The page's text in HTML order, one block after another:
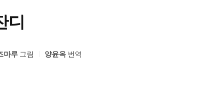
디
마루그림 양윤옥번역